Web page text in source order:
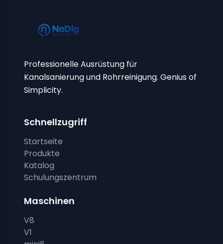
Professionelle Ausrüstung für
Kanalsanierung und Rohrreinigung. Genius of
Simplicity.
Schnellzugriff
Startseite
Produkte
Katalog
Schulungszentrum
Maschinen
V8
V1